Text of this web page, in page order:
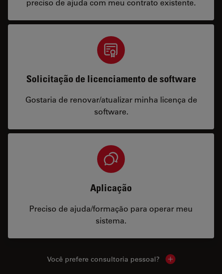
preciso de ajuda com meu contrato existente.
Solicitação de licenciamento de software
Gostaria de renovar/atualizar minha licença de
software.
Aplicação
Preciso de ajuda/formação para operar meu
sistema.
Você prefere consultoria pessoal? Show local